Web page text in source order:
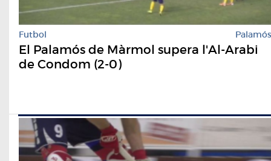
Futbol Palamós
El Palamós de Màrmol supera l'Al-Arabi
de Condom (2-0)